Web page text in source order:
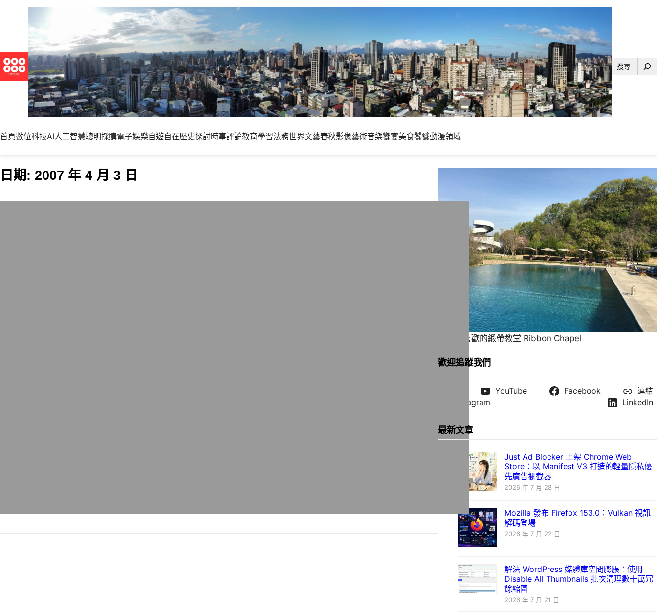
搜
首頁數位科技AI人工智慧聰明採購電子娛樂自遊自在歷史探討時事評論教育學習法務世界文藝春秋影像藝術音樂饗宴美食饕餮動漫領域
日期: 2007 年 4 月 3 日
一直很喜歡的緞帶教堂 Ribbon Chapel
歡迎追蹤我們
YouTube Facebook
連結
Instagram
LinkedIn
最新文章
Just Ad Blocker 上架 Chrome Web
Store：以 Manifest V3 打造的輕量隱私優
先廣告攔截器
2026 年 7 月 28 日
Mozilla 發布 Firefox 153.0：Vulkan 視訊
解碼登場
2026 年 7 月 22 日
解決 WordPress 媒體庫空間膨脹：使用
Disable All Thumbnails 批次清理數十萬冗
餘縮圖
2026 年 7 月 21 日